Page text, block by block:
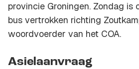
provincie Groningen. Zondag is
bus vertrokken richting
woordvoerder van het COA.
Asielaanvraag